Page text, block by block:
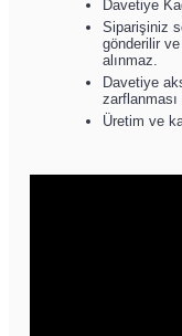
Davetiye
Siparişiniz
gönderilir
alınmaz.
Davetiye
Üretim ve